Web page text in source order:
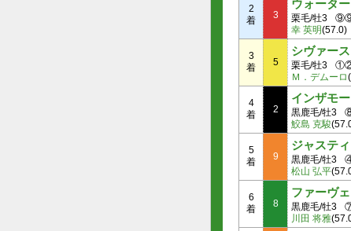
2
着
3
ウォータ
栗毛/牡3
幸 英明(57.0)
3
着
5
シヴァース
栗毛/牡3
Ｍ．デムーロ
4
着
2
インザモ
黒鹿毛/牡3
鮫島 克駿
5
着
9
ジャステ
黒鹿毛/牡3
松山 弘平
6
着
8
ファーヴ
黒鹿毛/牡3
川田 将雅